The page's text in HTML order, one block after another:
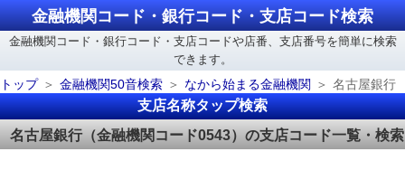
金融機関コード・銀行コード・支店コード検索
金融機関コード・銀行コード・支店コードや店番、支店番号を簡単に検索
できます。
トップ
金融機関50音検索 なから始まる金融機関 名古屋銀行
支店名称タップ検索
名古屋銀行（金融機関コード0543）の支店コード一覧・検索